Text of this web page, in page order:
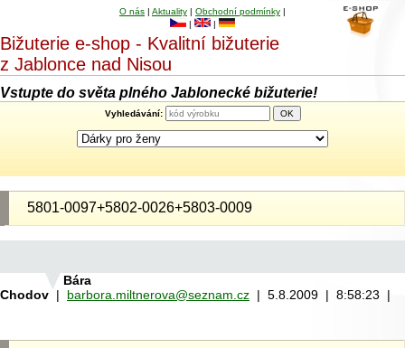
O nás | Aktuality | Obchodní podmínky |
|
|
Bižuterie e-shop - Kvalitní bižuterie
z Jablonce nad Nisou
Vstupte do světa plného Jablonecké bižuterie!
Vyhledávání:
5801-0097+5802-0026+5803-0009
Bára
Chodov | barbora.miltnerova@seznam.cz | 5.8.2009 | 8:58:23 |